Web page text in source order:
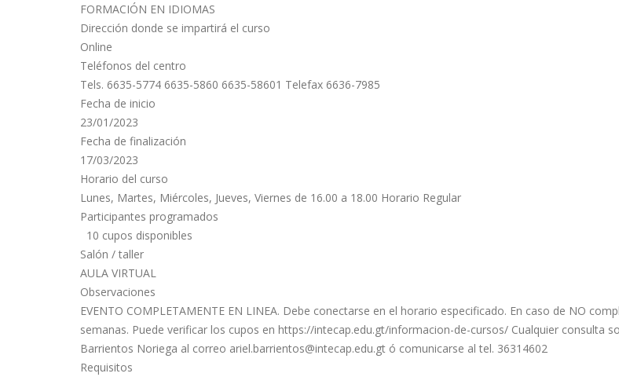
FORMACIÓN EN IDIOMAS
Dirección donde se impartirá el curso
Online
Teléfonos del centro
Tels. 6635-5774 6635-5860 6635-58601 Telefax 6636-7985
Fecha de inicio
23/01/2023
Fecha de finalización
17/03/2023
Horario del curso
Lunes, Martes, Miércoles, Jueves, Viernes de 16.00 a 18.00 Horario Regular
Participantes programados
10 cupos disponibles
Salón / taller
AULA VIRTUAL
Observaciones
EVENTO COMPLETAMENTE EN LINEA. Debe conectarse en el horario especificado. En caso de NO
semanas. Puede verificar los cupos en https://intecap.edu.gt/informacion-de-cursos/ Cualquier consulta
Barrientos Noriega al correo ariel.barrientos@intecap.edu.gt ó comunicarse al tel. 36314602
Requisitos